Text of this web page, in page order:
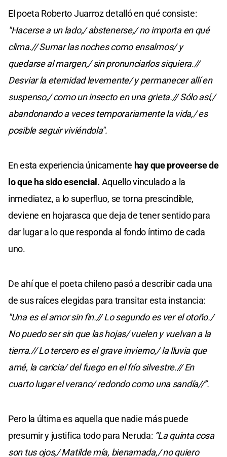
El poeta Roberto Juarroz detalló en qué consiste:
"Hacerse a un lado,/ abstenerse,/ no importa en qué
clima.// Sumar las noches como ensalmos/ y
quedarse al margen,/ sin pronunciarlos siquiera.//
Desviar la eternidad levemente/ y permanecer allí en
suspenso,/ como un insecto en una grieta.// Sólo así,/
abandonando a veces temporariamente la vida,/ es
posible seguir viviéndola".
En esta experiencia únicamente hay que proveerse de
lo que ha sido esencial. Aquello vinculado a la
inmediatez, a lo superfluo, se torna prescindible,
deviene en hojarasca que deja de tener sentido para
dar lugar a lo que responda al fondo íntimo de cada
uno.
De ahí que el poeta chileno pasó a describir cada una
de sus raíces elegidas para transitar esta instancia:
"Una es el amor sin fin.// Lo segundo es ver el otoño./
No puedo ser sin que las hojas/ vuelen y vuelvan a la
tierra.// Lo tercero es el grave invierno,/ la lluvia que
amé, la caricia/ del fuego en el frío silvestre.// En
cuarto lugar el verano/ redondo como una sandía//”.
Pero la última es aquella que nadie más puede
presumir y justifica todo para Neruda: “La quinta cosa
son tus ojos,/ Matilde mía, bienamada,/ no quiero